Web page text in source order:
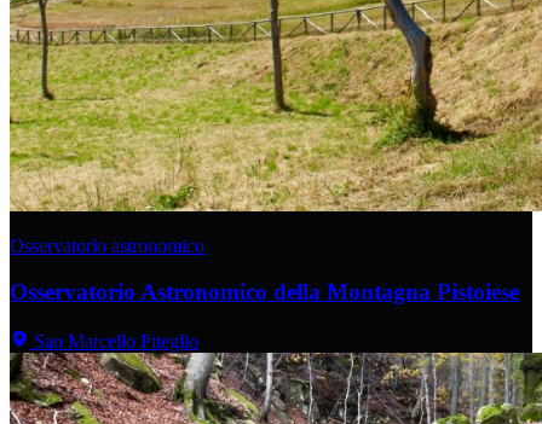
Osservatorio astronomico
Osservatorio Astronomico della Montagna Pistoiese
San Marcello Piteglio